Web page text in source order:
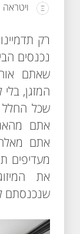
ויטראה
רק
נכנסים
שאתם
המזגן,
שכל החלל
אתם
אתם
מעדיפים
את
שנכנסתם